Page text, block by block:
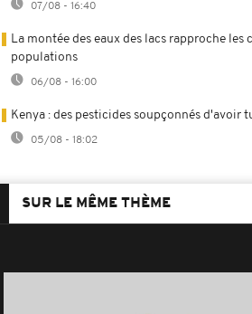
07/08 - 16:40
La montée des eaux des lacs rapproche les
populations
06/08 - 16:00
Kenya : des pesticides soupçonnés d'avoir
05/08 - 18:02
SUR LE MÊME THÈME